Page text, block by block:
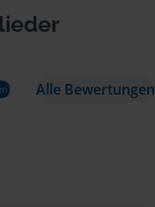
Alle Bewertungen